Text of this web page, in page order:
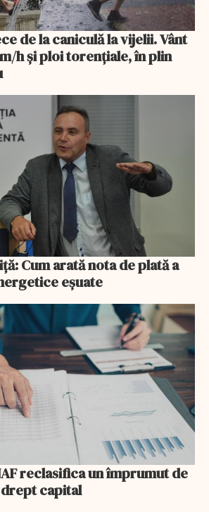
de la caniculă la vijelii. Vânt
h și ploi torențiale, în plin
Cum arată nota de plată a
eșuate
reclasifica un împrumut de
capital